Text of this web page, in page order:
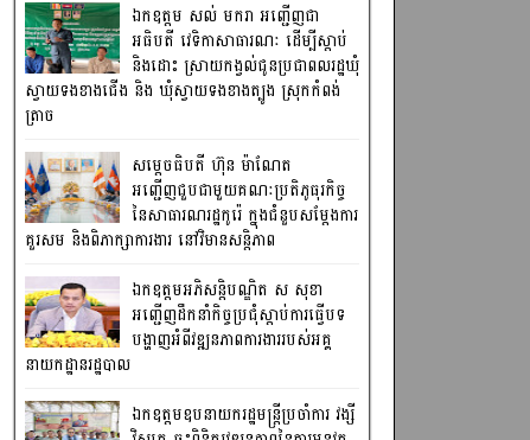
ឯកឧត្តម សល់ មករា អញ្ជើញជា
អធិបតី វេទិកាសាធារណៈ ដើម្បីស្តាប់
និងដោះ ស្រាយកង្វល់ជូនប្រជាពលរដ្ឋឃុំ
ស្វាយទងខាងជើង និង ឃុំស្វាយទងខាងត្បូង ស្រុកកំពង់
ត្រាច
សម្តេចធិបតី ហ៊ុន ម៉ាណែត
អញ្ជើញជួបជាមួយគណៈប្រតិភូធុរកិច្ច
នៃសាធារណរដ្ឋកូរ៉េ ក្នុងជំនួបសម្តែងការ
គួរសម និងពិភាក្សាការងារ នៅវិមានសន្តិភាព
ឯកឧត្តមអភិសន្តិបណ្ឌិត ស សុខា
អញ្ជើញដឹកនាំកិច្ចប្រជុំស្តាប់ការធ្វើបទ
បង្ហាញអំពីវឌ្ឍនភាពការងាររបស់អគ្គ
នាយកដ្ឋានរដ្ឋបាល
ឯកឧត្តមឧបនាយករដ្ឋមន្រ្តីប្រចាំការ វង្សី